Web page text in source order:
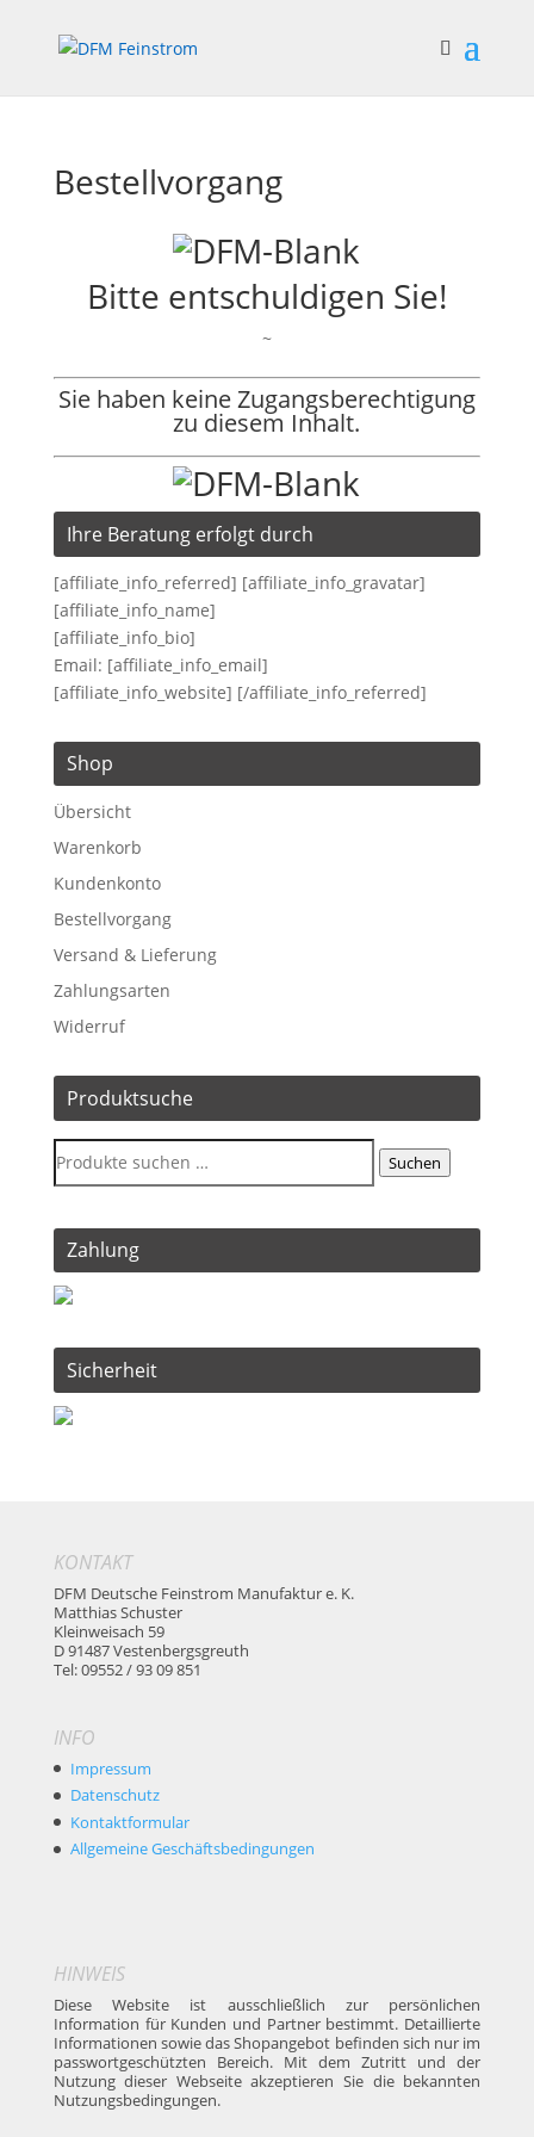
Bestellvorgang
Bitte entschuldigen Sie!
~
Sie haben keine Zugangsberechtigung
zu diesem Inhalt.
Ihre Beratung erfolgt durch
[affiliate_info_referred] [affiliate_info_gravatar]
[affiliate_info_name]
[affiliate_info_bio]
Email: [affiliate_info_email]
[affiliate_info_website] [/affiliate_info_referred]
Shop
Übersicht
Warenkorb
Kundenkonto
Bestellvorgang
Versand & Lieferung
Zahlungsarten
Widerruf
Produktsuche
Suchen
Zahlung
Sicherheit
KONTAKT
DFM Deutsche Feinstrom Manufaktur e. K.
Matthias Schuster
Kleinweisach 59
D 91487 Vestenbergsgreuth
Tel: 09552 / 93 09 851
INFO
Impressum
Datenschutz
Kontaktformular
Allgemeine Geschäftsbedingungen
HINWEIS
Diese Website ist ausschließlich zur persönlichen
Information für Kunden und Partner bestimmt. Detaillierte
Informationen sowie das Shopangebot befinden sich nur im
passwortgeschützten Bereich. Mit dem Zutritt und der
Nutzung dieser Webseite akzeptieren Sie die bekannten
Nutzungsbedingungen.